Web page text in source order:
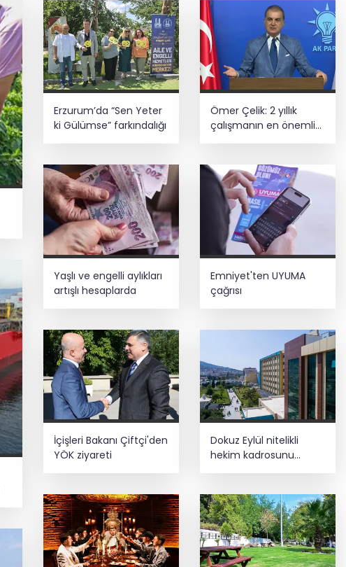
Tan Çetinkaya kazandı
Erzurum’da “Sen Yeter
ki Gülümse” farkındalığı
Ömer Çelik: 2 yıllık
çalışmanın en önemli
aşamasındayız
Yaşlı ve engelli aylıkları
artışlı hesaplarda
Emniyet'ten UYUMA
çağrısı
İçişleri Bakanı Çiftçi'den
YÖK ziyareti
Dokuz Eylül nitelikli
hekim kadrosunu
güçlendirdi